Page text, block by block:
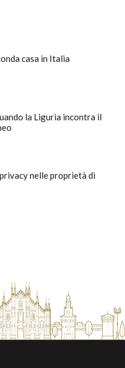
casa in Italia
la Liguria incontra il
nelle proprietà di